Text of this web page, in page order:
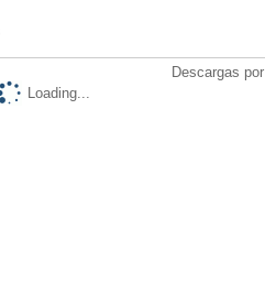
Descargas
Loading...